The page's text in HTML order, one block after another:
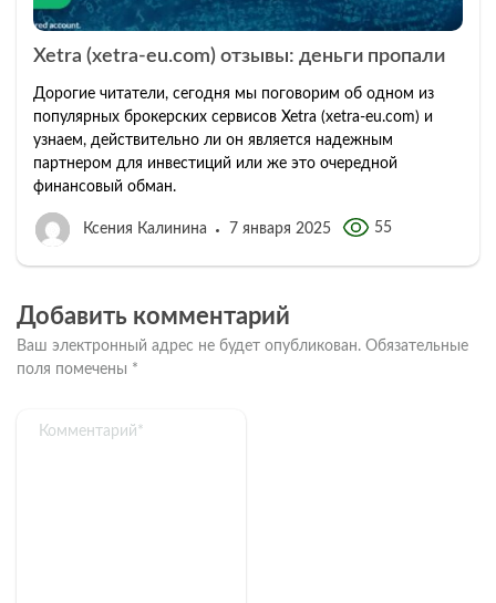
Xetra (xetra-eu.com) отзывы: деньги пропали
Дорогие читатели, сегодня мы поговорим об одном из
популярных брокерских сервисов Xetra (xetra-eu.com) и
узнаем, действительно ли он является надежным
партнером для инвестиций или же это очередной
финансовый обман.
Ксения Калинина 7 января 2025 55
Добавить комментарий
Ваш электронный адрес не будет опубликован. Обязательные
поля помечены *